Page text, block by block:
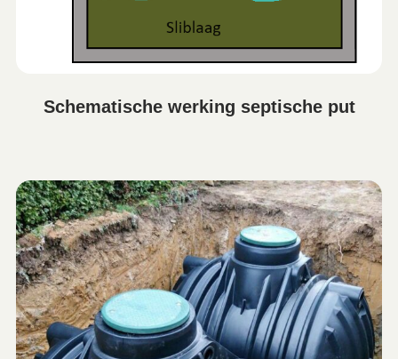
Schematische werking septische put